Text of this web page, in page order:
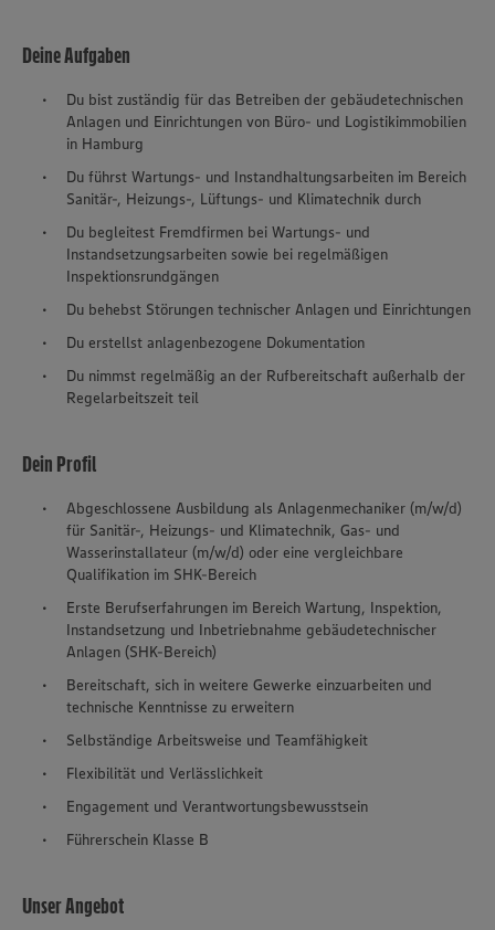
Deine Aufgaben
Du bist zuständig für das Betreiben der gebäudetechnischen
Anlagen und Einrichtungen von Büro- und Logistikimmobilien
in Hamburg
Du führst Wartungs- und Instandhaltungsarbeiten im Bereich
Sanitär-, Heizungs-, Lüftungs- und Klimatechnik durch
Du begleitest Fremdfirmen bei Wartungs- und
Instandsetzungsarbeiten sowie bei regelmäßigen
Inspektionsrundgängen
Du behebst Störungen technischer Anlagen und Einrichtungen
Du erstellst anlagenbezogene Dokumentation
Du nimmst regelmäßig an der Rufbereitschaft außerhalb der
Regelarbeitszeit teil
Dein Profil
Abgeschlossene Ausbildung als Anlagenmechaniker (m/w/d)
für Sanitär-, Heizungs- und Klimatechnik, Gas- und
Wasserinstallateur (m/w/d) oder eine vergleichbare
Qualifikation im SHK-Bereich
Erste Berufserfahrungen im Bereich Wartung, Inspektion,
Instandsetzung und Inbetriebnahme gebäudetechnischer
Anlagen (SHK-Bereich)
Bereitschaft, sich in weitere Gewerke einzuarbeiten und
technische Kenntnisse zu erweitern
Selbständige Arbeitsweise und Teamfähigkeit
Flexibilität und Verlässlichkeit
Engagement und Verantwortungsbewusstsein
Führerschein Klasse B
Unser Angebot